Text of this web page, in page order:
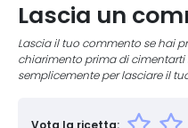
Lascia un
Lascia il tuo commento se hai
chiarimento prima di cimentarti
semplicemente per lasciare il
Vota la ricetta: